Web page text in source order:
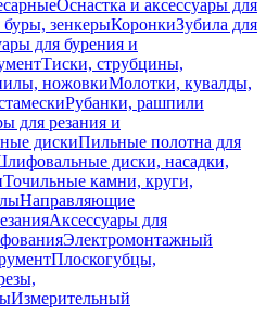
Оснастка и аксессуары для
буры, зенкерыКоронкиЗубила для
для бурения и
Тиски, струбцины,
ножовкиМолотки, кувалды,
Рубанки, рашпили
для резания и
дискиПильные полотна для
диски, насадки,
Точильные камни, круги,
Направляющие
Аксессуары для
Электромонтажный
Плоскогубцы,
Измерительный